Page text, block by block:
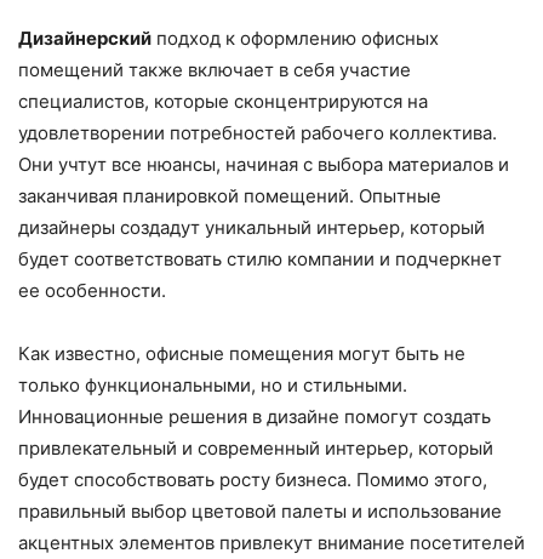
Дизайнерский подход к оформлению офисных
помещений также включает в себя участие
специалистов, которые сконцентрируются на
удовлетворении потребностей рабочего коллектива.
Они учтут все нюансы, начиная с выбора материалов и
заканчивая планировкой помещений. Опытные
дизайнеры создадут уникальный интерьер, который
будет соответствовать стилю компании и подчеркнет
ее особенности.
Как известно, офисные помещения могут быть не
только функциональными, но и стильными.
Инновационные решения в дизайне помогут создать
привлекательный и современный интерьер, который
будет способствовать росту бизнеса. Помимо этого,
правильный выбор цветовой палеты и использование
акцентных элементов привлекут внимание посетителей